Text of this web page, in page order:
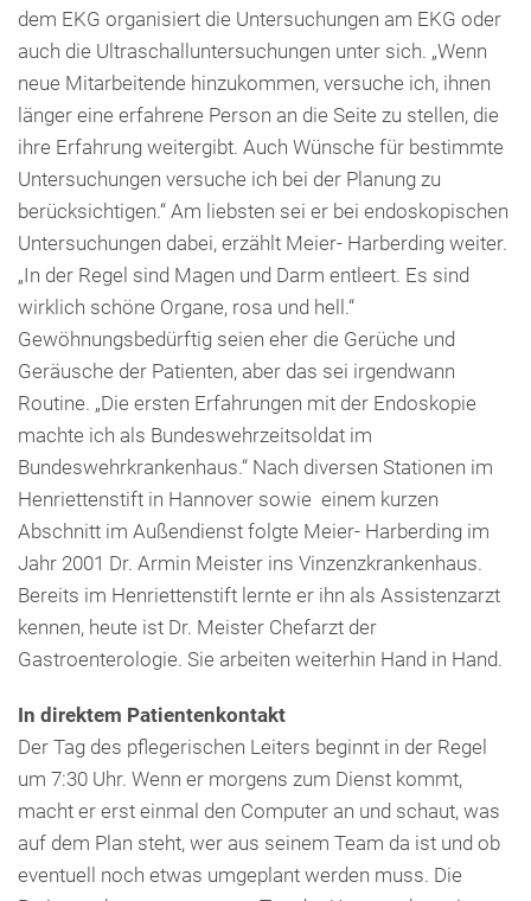
dem EKG organisiert die Untersuchungen am EKG oder
auch die Ultraschalluntersuchungen unter sich. „Wenn
neue Mitarbeitende hinzukommen, versuche ich, ihnen
länger eine erfahrene Person an die Seite zu stellen, die
ihre Erfahrung weitergibt. Auch Wünsche für bestimmte
Untersuchungen versuche ich bei der Planung zu
berücksichtigen.“ Am liebsten sei er bei endoskopischen
Untersuchungen dabei, erzählt Meier- Harberding weiter.
„In der Regel sind Magen und Darm entleert. Es sind
wirklich schöne Organe, rosa und hell.“
Gewöhnungsbedürftig seien eher die Gerüche und
Geräusche der Patienten, aber das sei irgendwann
Routine. „Die ersten Erfahrungen mit der Endoskopie
machte ich als Bundeswehrzeitsoldat im
Bundeswehrkrankenhaus.“ Nach diversen Stationen im
Henriettenstift in Hannover sowie einem kurzen
Abschnitt im Außendienst folgte Meier- Harberding im
Jahr 2001 Dr. Armin Meister ins Vinzenzkrankenhaus.
Bereits im Henriettenstift lernte er ihn als Assistenzarzt
kennen, heute ist Dr. Meister Chefarzt der
Gastroenterologie. Sie arbeiten weiterhin Hand in Hand.
In direktem Patientenkontakt
Der Tag des pflegerischen Leiters beginnt in der Regel
um 7:30 Uhr. Wenn er morgens zum Dienst kommt,
macht er erst einmal den Computer an und schaut, was
auf dem Plan steht, wer aus seinem Team da ist und ob
eventuell noch etwas umgeplant werden muss. Die